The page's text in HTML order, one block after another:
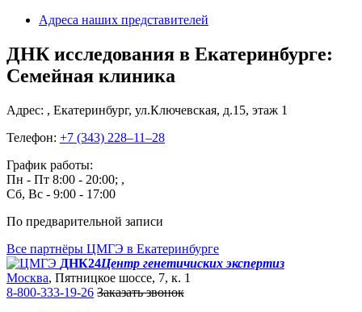
Адреса наших представителей
ДНК исследования в Екатеринбурге:
Семейная клиника
Адрес: , Екатеринбург, ул.Ключевская, д.15, этаж 1
Телефон: +7 (343) 228‒11‒28
График работы:
Пн - Пт 8:00 - 20:00; ,
Сб, Вс - 9:00 - 17:00
По предварительной записи
Все партнёры ЦМГЭ в Екатеринбурге
ДНК24Центр генетичиских экспертиз
Москва, Пятницкое шоссе, 7, к. 1
8-800-333-19-26 Заказать звонок